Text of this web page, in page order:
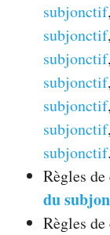
subjonctif,
subjonctif,
subjonctif,
subjonctif,
subjonctif,
subjonctif,
subjonctif.
Règles
du
Règles